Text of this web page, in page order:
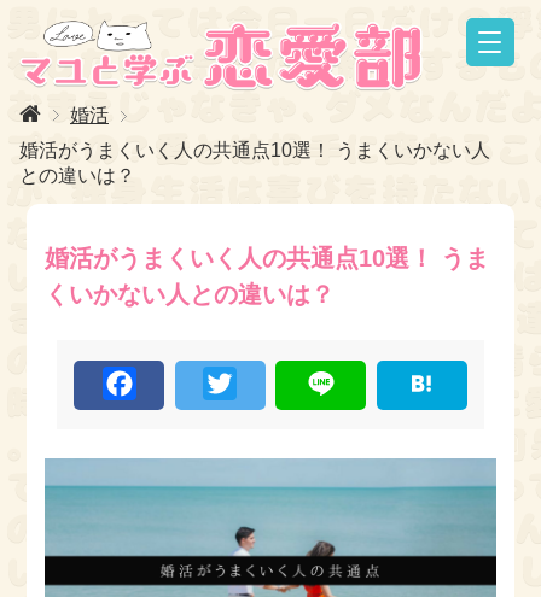
婚活
婚活がうまくいく人の共通点10選！ うまくいかない人
との違いは？
婚活がうまくいく人の共通点10選！ うま
くいかない人との違いは？
F
a
c
o
i
r
n
t